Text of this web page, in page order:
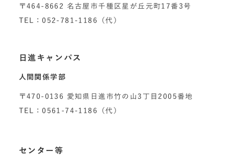
〒464-8662 名古屋市千種区星が丘元町17番3号
TEL：052-781-1186（代）
日進キャンパス
人間関係学部
〒470-0136 愛知県日進市竹の山3丁目2005番地
TEL：0561-74-1186（代）
センター等